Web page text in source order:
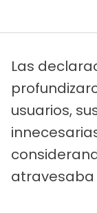
Las
usuarios,